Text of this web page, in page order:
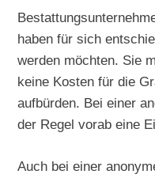
haben für sich
werden möchten. Sie
keine Kosten für die
aufbürden. Bei einer
der Regel vorab eine
Auch bei einer